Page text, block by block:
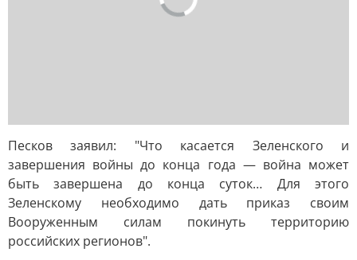
Песков заявил: "Что касается Зеленского и
завершения войны до конца года — война может
быть завершена до конца суток… Для этого
Зеленскому необходимо дать приказ своим
Вооруженным силам покинуть территорию
российских регионов".